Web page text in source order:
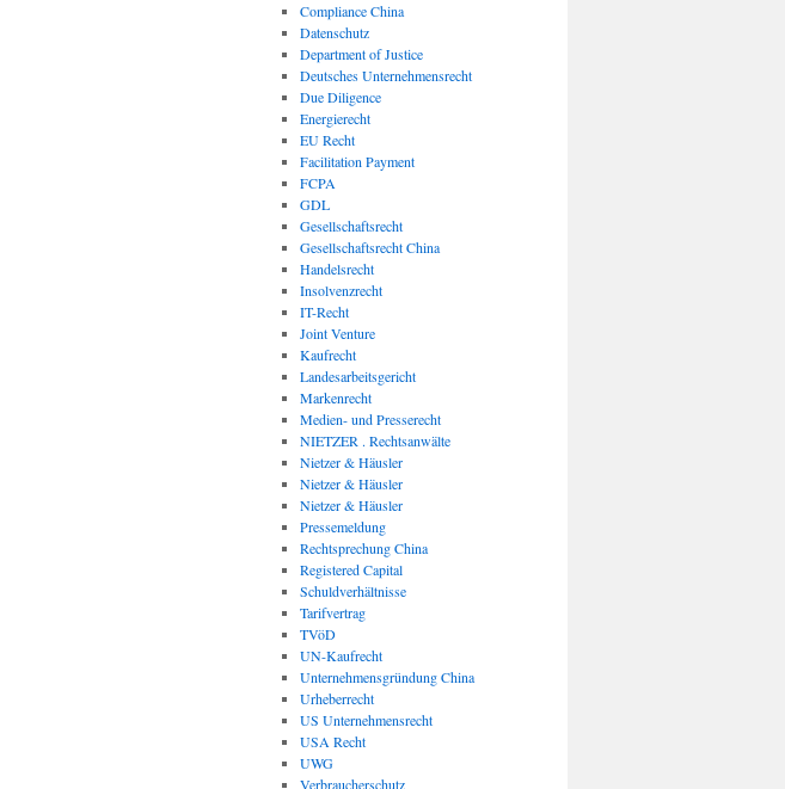
Compliance China
Datenschutz
Department of Justice
Deutsches Unternehmensrecht
Due Diligence
Energierecht
EU Recht
Facilitation Payment
FCPA
GDL
Gesellschaftsrecht
Gesellschaftsrecht China
Handelsrecht
Insolvenzrecht
IT-Recht
Joint Venture
Kaufrecht
Landesarbeitsgericht
Markenrecht
Medien- und Presserecht
NIETZER . Rechtsanwälte
Nietzer & Häusler
Nietzer & Häusler
Nietzer & Häusler
Pressemeldung
Rechtsprechung China
Registered Capital
Schuldverhältnisse
Tarifvertrag
TVöD
UN-Kaufrecht
Unternehmensgründung China
Urheberrecht
US Unternehmensrecht
USA Recht
UWG
Verbraucherschutz